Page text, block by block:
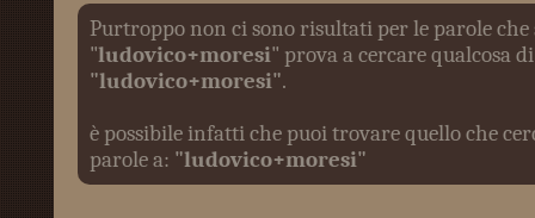
Purtroppo non ci sono risultati per le parole che
"ludovico+moresi" prova a cercare qualcosa
"ludovico+moresi".
è possibile infatti che puoi trovare quello che
parole a: "ludovico+moresi"